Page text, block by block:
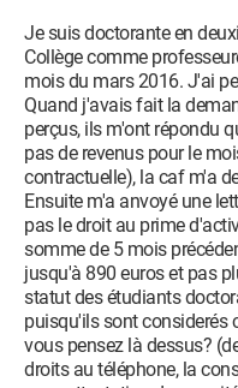
Je suis doctorante en
Collège comme
mois du mars 2016. J'ai
Quand j'avais fait la
perçus, ils m'ont répondu
pas de revenus pour le
contractuelle), la caf m'a
Ensuite m'a anvoyé une
pas le droit au prime
somme de 5 mois
jusqu'à 890 euros et pas
statut des étudiants
puisqu'ils sont considerés
vous pensez là dessus?
droits au téléphone, la